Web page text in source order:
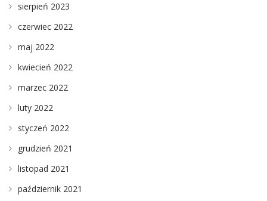
sierpień 2023
czerwiec 2022
maj 2022
kwiecień 2022
marzec 2022
luty 2022
styczeń 2022
grudzień 2021
listopad 2021
październik 2021